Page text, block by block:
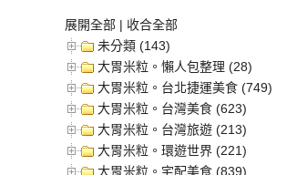
展開全部 | 收合全部
未分類 (143)
大胃米粒。懶人包整理 (28)
大胃米粒。台北捷運美食 (749)
大胃米粒。台灣美食 (623)
大胃米粒。台灣旅遊 (213)
大胃米粒。環遊世界 (221)
大胃米粒。宅配美食 (839)